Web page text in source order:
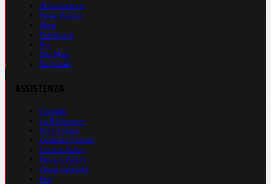
Abbonamenti
Prima Pagina
Store
Pubblicità
Rss
Site Map
Registrati
Contatti
La Redazione
Nota Legale
Gestione Cookie
Cookie Policy
Privacy Policy
Cond. Generali
Faq